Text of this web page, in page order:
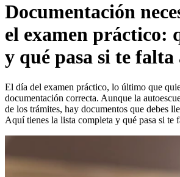
Documentación
el examen práctico:
y qué pasa si te falta
El día del examen práctico, lo último que
documentación correcta. Aunque la
de los trámites, hay documentos que debes
Aquí tienes la lista completa y qué pasa si te